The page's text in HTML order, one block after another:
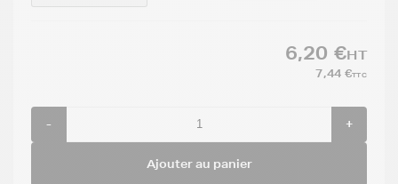
6,20 €HT
7,44 €TTC
- +
Ajouter au panier